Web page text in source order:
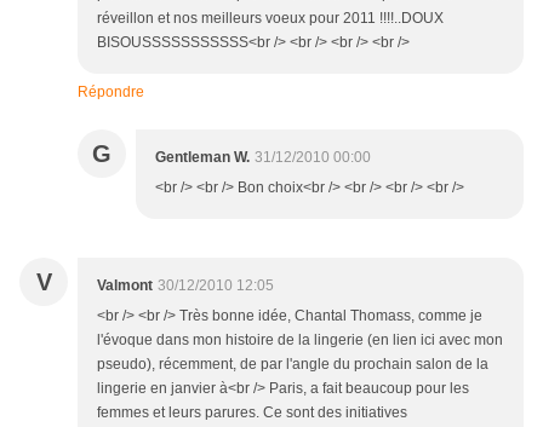
réveillon et nos meilleurs voeux pour 2011 !!!!..DOUX
BISOUSSSSSSSSSSS<br /> <br /> <br /> <br />
Répondre
G Gentleman W. 31/12/2010 00:00
<br /> <br /> Bon choix<br /> <br /> <br /> <br />
V Valmont 30/12/2010 12:05
<br /> <br /> Très bonne idée, Chantal Thomass, comme je
l'évoque dans mon histoire de la lingerie (en lien ici avec mon
pseudo), récemment, de par l'angle du prochain salon de la
lingerie en janvier à<br /> Paris, a fait beaucoup pour les
femmes et leurs parures. Ce sont des initiatives